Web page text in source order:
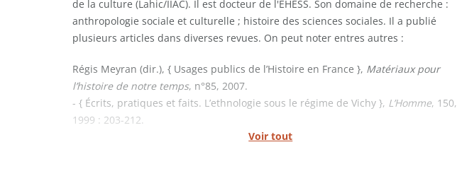
Voir tout
de la culture (Lahic/IIAC). Il est docteur de l'EHESS. Son domaine de recherche :
anthropologie sociale et culturelle ; histoire des sciences sociales. Il a publié
plusieurs articles dans diverses revues. On peut noter entres autres :
Régis Meyran (dir.), { Usages publics de l’Histoire en France }, Matériaux pour
l’histoire de notre temps, n°85, 2007.
- { Écrits, pratiques et faits. L’ethnologie sous le régime de Vichy }, L’Homme, 150,
1999 : 203-212.